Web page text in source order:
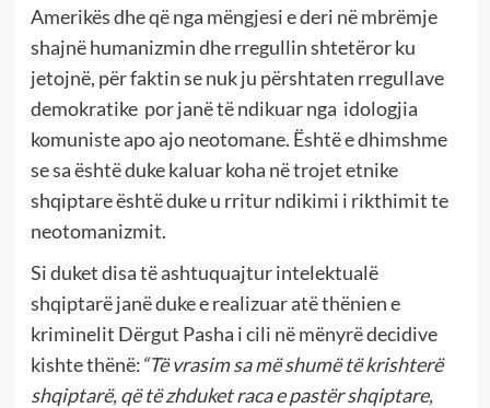
Amerikës dhe që nga mëngjesi e deri në mbrëmje
shajnë humanizmin dhe rregullin shtetëror ku
jetojnë, për faktin se nuk ju përshtaten rregullave
demokratike por janë të ndikuar nga idologjia
komuniste apo ajo neotomane. Është e dhimshme
se sa është duke kaluar koha në trojet etnike
shqiptare është duke u rritur ndikimi i rikthimit te
neotomanizmit.
Si duket disa të ashtuquajtur intelektualë
shqiptarë janë duke e realizuar atë thënien e
kriminelit Dërgut Pasha i cili në mënyrë decidive
kishte thënë:“Të vrasim sa më shumë të krishterë
shqiptarë, që të zhduket raca e pastër shqiptare,